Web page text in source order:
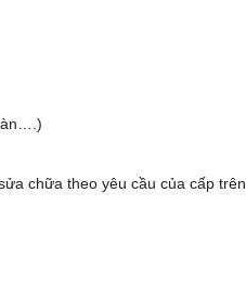
chữa theo yêu cầu của cấp trên.